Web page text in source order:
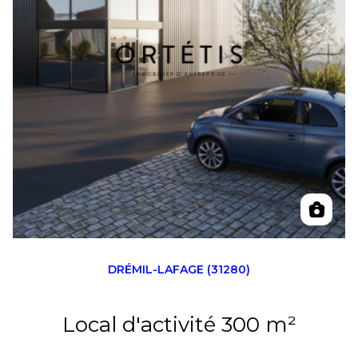
DRÉMIL-LAFAGE (31280)
Local d'activité 300 m²